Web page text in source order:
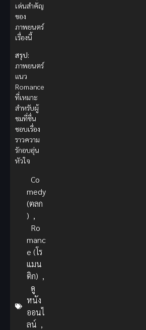
เด่นสำคัญ
ของ
ภาพยนตร์
เรื่องนี้
สรุป:
ภาพยนตร์
แนว
Romance
ที่เหมาะ
สำหรับผู้
ชมที่ชื่น
ชอบเรื่อง
ราวความ
รักอบอุ่น
หัวใจ
Co
medy
(ตลก
) ,
Ro
manc
e (โร
แมน
ติก) ,
ดู
หนัง
ออนไ
ลน์ ,